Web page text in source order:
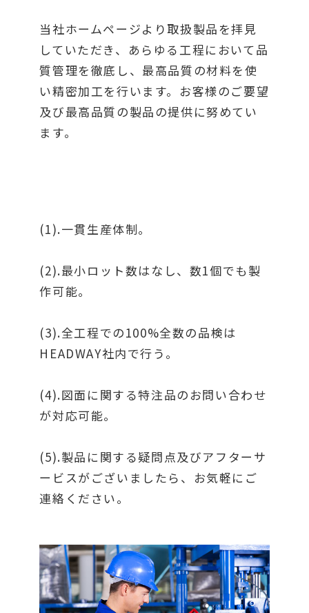
当社ホームページより取扱製品を拝見
していただき、あらゆる工程において品
質管理を徹底し、最高品質の材料を使
い精密加工を行います。お客様のご要望
及び最高品質の製品の提供に努めてい
ます。
(1).一貫生産体制。
(2).最小ロット数はなし、数1個でも製
作可能。
(3).全工程での100%全数の品検は
HEADWAY社内で行う。
(4).図面に関する特注品のお問い合わせ
が対応可能。
(5).製品に関する疑問点及びアフターサ
ービスがございましたら、お気軽にご
連絡ください。